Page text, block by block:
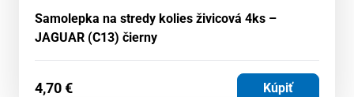
Samolepka na stredy kolies živicová 4ks –
JAGUAR (C13) čierny
4,70€ Kúpiť